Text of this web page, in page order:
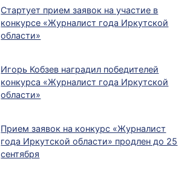
Стартует прием заявок на участие в
конкурсе «Журналист года Иркутской
области»
Игорь Кобзев наградил победителей
конкурса «Журналист года Иркутской
области»
Прием заявок на конкурс «Журналист
года Иркутской области» продлен до 25
сентября